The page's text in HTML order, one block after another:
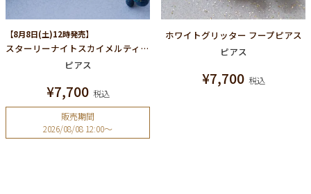
【8月8日(土)12時発売】
スターリーナイトスカイメルティーメルトフープピアス
ピアス
¥7,700 税込
販売期間
2026/08/08 12:00〜
ホワイトグリッター フープピアス
ピアス
¥7,700 税込